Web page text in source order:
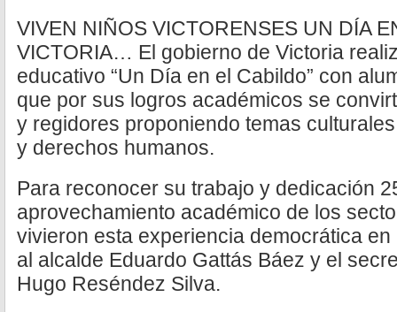
VIVEN NIÑOS VICTORENSES UN DÍA
VICTORIA… El gobierno de Victoria
educativo “Un Día en el Cabildo” con
que por sus logros académicos se
y regidores proponiendo temas
y derechos humanos.
Para reconocer su trabajo y dedicación
aprovechamiento académico de los
vivieron esta experiencia democrática
al alcalde Eduardo Gattás Báez y el
Hugo Reséndez Silva.